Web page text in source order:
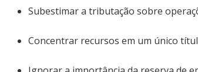
Subestimar a tributação sobre
Concentrar recursos em um único